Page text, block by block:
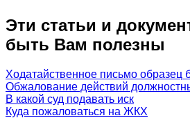
Эти статьи и
быть Вам полезны
Ходатайственное письмо образец
Обжалование действий
В какой суд подавать иск
Куда пожаловаться на ЖКХ